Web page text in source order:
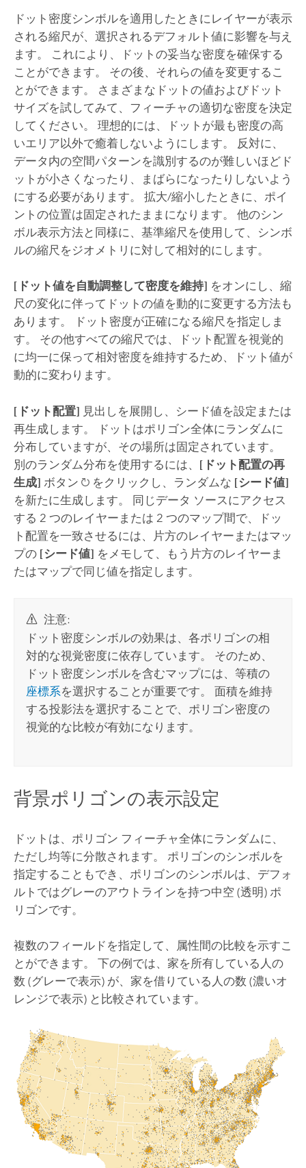
ドット密度シンボルを適用したときにレイヤーが表示
される縮尺が、選択されるデフォルト値に影響を与え
ます。 これにより、ドットの妥当な密度を確保する
ことができます。 その後、それらの値を変更するこ
とができます。 さまざまなドットの値およびドット
サイズを試してみて、フィーチャの適切な密度を決定
してください。 理想的には、ドットが最も密度の高
いエリア以外で癒着しないようにします。 反対に、
データ内の空間パターンを識別するのが難しいほどド
ットが小さくなったり、まばらになったりしないよう
にする必要があります。 拡大/縮小したときに、ポイ
ントの位置は固定されたままになります。 他のシン
ボル表示方法と同様に、基準縮尺を使用して、シンボ
ルの縮尺をジオメトリに対して相対的にします。
[ドット値を自動調整して密度を維持] をオンにし、縮
尺の変化に伴ってドットの値を動的に変更する方法も
あります。 ドット密度が正確になる縮尺を指定しま
す。 その他すべての縮尺では、ドット配置を視覚的
に均一に保って相対密度を維持するため、ドット値が
動的に変わります。
[ドット配置] 見出しを展開し、シード値を設定または
再生成します。 ドットはポリゴン全体にランダムに
分布していますが、その場所は固定されています。
別のランダム分布を使用するには、 [ドット配置の再
生成] ボタン をクリックし、ランダムな [シード値]
を新たに生成します。 同じデータ ソースにアクセス
する 2 つのレイヤーまたは 2 つのマップ間で、ドッ
ト配置を一致させるには、片方のレイヤーまたはマッ
プの [シード値] をメモして、もう片方のレイヤーま
たはマップで同じ値を指定します。
注意:
ドット密度シンボルの効果は、各ポリゴンの相
対的な視覚密度に依存しています。 そのため、
ドット密度シンボルを含むマップには、等積の
座標系を選択することが重要です。 面積を維持
する投影法を選択することで、ポリゴン密度の
視覚的な比較が有効になります。
背景ポリゴンの表示設定
ドットは、ポリゴン フィーチャ全体にランダムに、
ただし均等に分散されます。 ポリゴンのシンボルを
指定することもでき、ポリゴンのシンボルは、デフォ
ルトではグレーのアウトラインを持つ中空 (透明) ポ
リゴンです。
複数のフィールドを指定して、属性間の比較を示すこ
とができます。 下の例では、家を所有している人の
数 (グレーで表示) が、家を借りている人の数 (濃いオ
レンジで表示) と比較されています。